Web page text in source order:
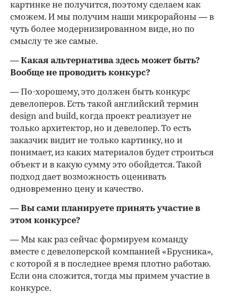
картинке не получится, поэтому сделаем как
сможем. И мы получим наши микрорайоны — в
чуть более модернизированном виде, но по
смыслу те же самые.
— Какая альтернатива здесь может быть?
Вообще не проводить конкурс?
— По-хорошему, это должен быть конкурс
девелоперов. Есть такой английский термин
design and build, когда проект реализует не
только архитектор, но и девелопер. То есть
заказчик видит не только картинку, но и
понимает, из каких материалов будет строиться
объект и в какую сумму это обойдется. Такой
подход дает возможность оценивать
одновременно цену и качество.
— Вы сами планируете принять участие в
этом конкурсе?
— Мы как раз сейчас формируем команду
вместе с девелоперской компанией «Брусника»,
с которой я в последнее время плотно работаю.
Если она сложится, тогда мы примем участие в
конкурсе.